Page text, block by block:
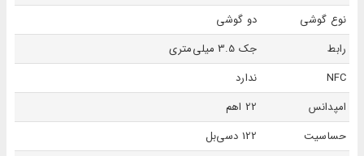
نوع گوشی
دو گوشی
رابط
جک 3.5 میلی‌متری
NFC
ندارد
امپدانس
22 اهم
حساسیت
122 دسی‌بل